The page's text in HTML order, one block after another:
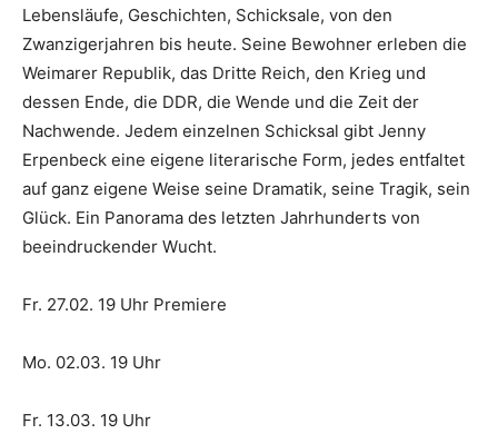
Lebensläufe, Geschichten, Schicksale, von den
Zwanzigerjahren bis heute. Seine Bewohner erleben die
Weimarer Republik, das Dritte Reich, den Krieg und
dessen Ende, die DDR, die Wende und die Zeit der
Nachwende. Jedem einzelnen Schicksal gibt Jenny
Erpenbeck eine eigene literarische Form, jedes entfaltet
auf ganz eigene Weise seine Dramatik, seine Tragik, sein
Glück. Ein Panorama des letzten Jahrhunderts von
beeindruckender Wucht.
Fr. 27.02. 19 Uhr Premiere
Mo. 02.03. 19 Uhr
Fr. 13.03. 19 Uhr